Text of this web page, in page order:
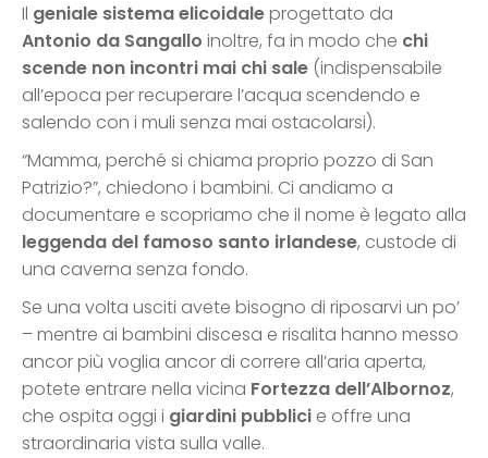
Il geniale sistema elicoidaleprogettato da
Antonio da Sangallo inoltre, fa in modo che chi
scende non incontri mai chi sale (indispensabile
all’epoca per recuperare l’acqua scendendo e
salendo con i muli senza mai ostacolarsi).
“Mamma, perché si chiama proprio pozzo di San
Patrizio?”, chiedono i bambini. Ci andiamo a
documentare e scopriamo che il nome è legato alla
leggenda del famoso santo irlandese, custode di
una caverna senza fondo.
Se una volta usciti avete bisogno di riposarvi un po’
– mentre ai bambini discesa e risalita hanno messo
ancor più voglia ancor di correre all’aria aperta,
potete entrare nella vicina Fortezza dell’Albornoz,
che ospita oggi i giardini pubblici e offre una
straordinaria vista sulla valle.